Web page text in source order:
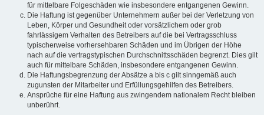
für mittelbare Folgeschäden wie insbesondere entgangenen Gewinn.
Die Haftung ist gegenüber Unternehmern außer bei der Verletzung von
Leben, Körper und Gesundheit oder vorsätzlichem oder grob
fahrlässigem Verhalten des Betreibers auf die bei Vertragsschluss
typischerweise vorhersehbaren Schäden und im Übrigen der Höhe
nach auf die vertragstypischen Durchschnittsschäden begrenzt. Dies gilt
auch für mittelbare Schäden, insbesondere entgangenen Gewinn.
Die Haftungsbegrenzung der Absätze a bis c gilt sinngemäß auch
zugunsten der Mitarbeiter und Erfüllungsgehilfen des Betreibers.
Ansprüche für eine Haftung aus zwingendem nationalem Recht bleiben
unberührt.